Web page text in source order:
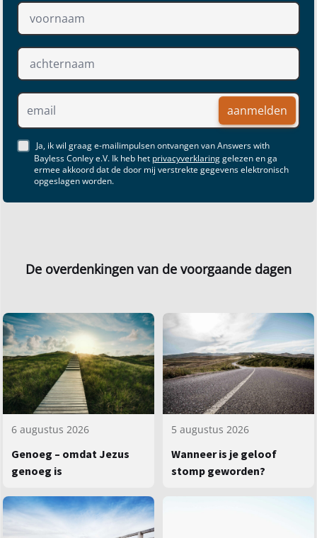
aanmelden
Ja, ik wil graag e-mailimpulsen ontvangen van Answers with
Bayless Conley e.V. Ik heb het privacyverklaringgelezen en ga
ermee akkoord dat de door mij verstrekte gegevens elektronisch
opgeslagen worden.
De overdenkingen van de voorgaande dagen
6 augustus 2026
Genoeg – omdat Jezus
genoeg is
5 augustus 2026
Wanneer is je geloof
stomp geworden?